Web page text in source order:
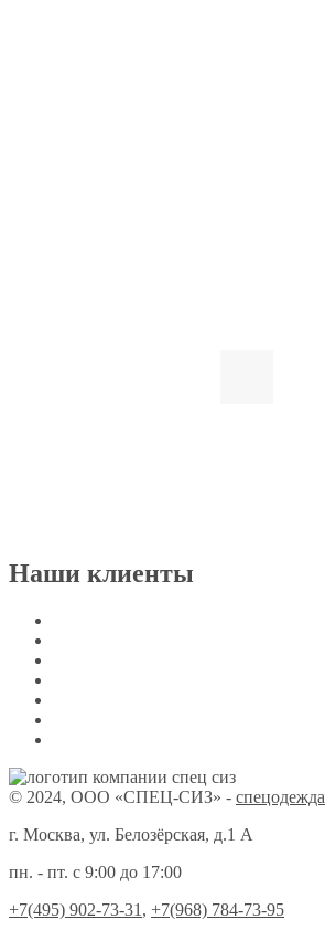
Наши клиенты
© 2024, ООО «СПЕЦ-СИЗ» - спецодежда
г. Москва, ул. Белозёрская, д.1 А
пн. - пт. с 9:00 до 17:00
+7(495) 902-73-31 , +7(968) 784-73-95